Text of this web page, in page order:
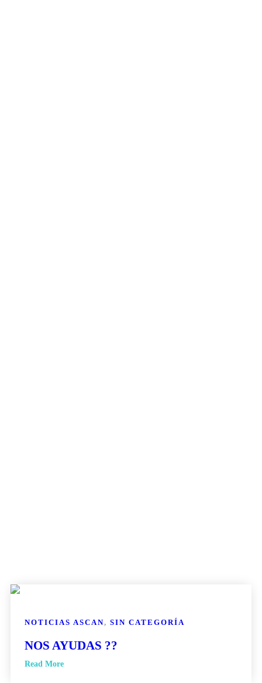
NOTICIAS ASCAN, SIN CATEGORÍA
NOS AYUDAS ??
Read More